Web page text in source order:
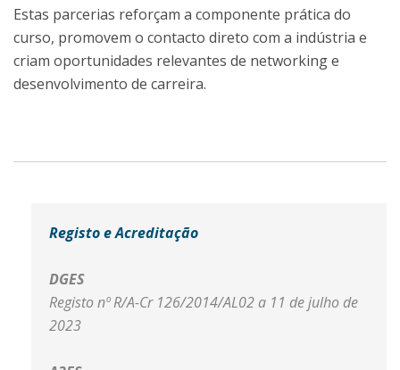
Estas parcerias reforçam a componente prática do
curso, promovem o contacto direto com a indústria e
criam oportunidades relevantes de networking e
desenvolvimento de carreira.
Registo e Acreditação
DGES
Registo nº R/A-Cr 126/2014/AL02 a 11 de julho de
2023​